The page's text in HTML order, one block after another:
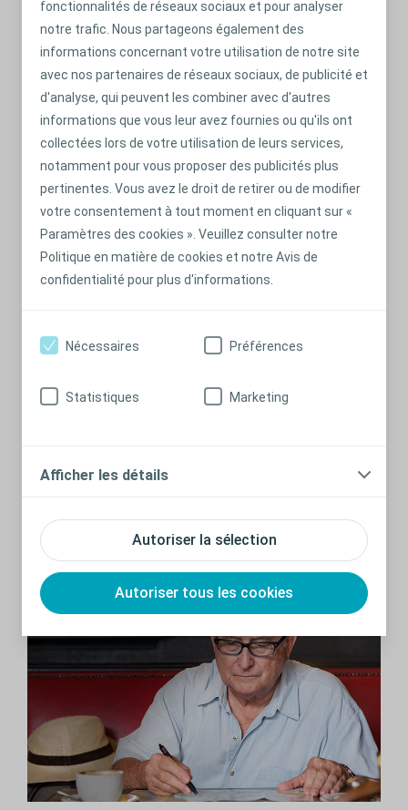
fonctionnalités de réseaux sociaux et pour analyser
notre trafic. Nous partageons également des
informations concernant votre utilisation de notre site
avec nos partenaires de réseaux sociaux, de publicité et
d'analyse, qui peuvent les combiner avec d'autres
informations que vous leur avez fournies ou qu'ils ont
collectées lors de votre utilisation de leurs services,
notamment pour vous proposer des publicités plus
pertinentes. Vous avez le droit de retirer ou de modifier
votre consentement à tout moment en cliquant sur «
Paramètres des cookies ». Veuillez consulter notre
Politique en matière de cookies et notre Avis de
confidentialité pour plus d'informations.
Autoriser la sélection
Autoriser tous les cookies
Nécessaires Préférences
Statistiques Marketing
Afficher les détails
Quelques conseils pour prendre de
bonnes habitudes
Il est essentiel d’effectuer vos sondages régulièrement pour
préserver votre vessie des infections et prévenir les fuites.
Ces quelques gestes devront bientôt faire partie de votre
nouvelle routine.
En savoir plus
Il existe de nombreuses façons de faciliter la prise en
vessie. Découvrez comment en cliquant ici.
En savoir plus